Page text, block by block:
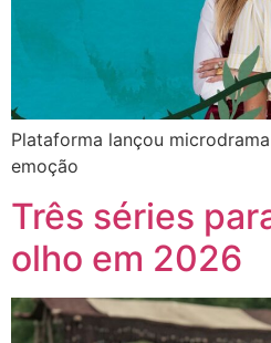
Plataforma lançou
emoção
Três séries
olho em 2026